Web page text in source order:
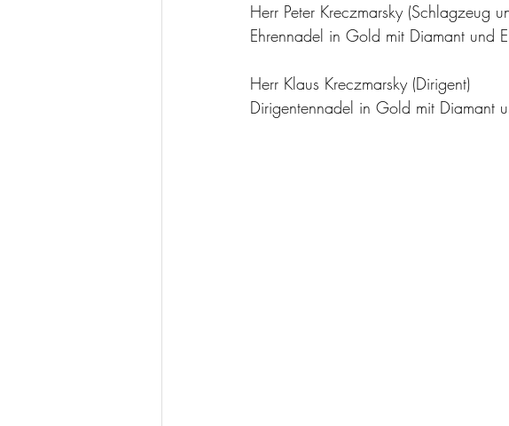
Herr Peter Kreczmarsky (Schlagzeug
Ehrennadel in Gold mit Diamant und
Herr Klaus Kreczmarsky (Dirigent)
Dirigentennadel in Gold mit Diamant